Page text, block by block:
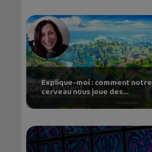
Explique-moi : comment notre
cerveau nous joue des...